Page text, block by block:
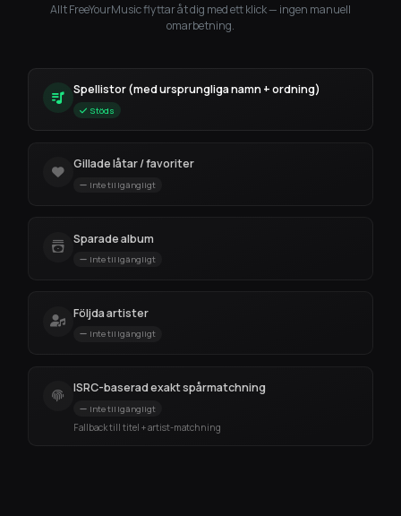
Allt FreeYourMusic flyttar åt dig med ett klick — ingen manuell
omarbetning.
Spellistor (med ursprungliga namn + ordning)
Stöds
Gillade låtar / favoriter
Inte tillgängligt
Sparade album
Inte tillgängligt
Följda artister
Inte tillgängligt
ISRC-baserad exakt spårmatchning
Inte tillgängligt
Fallback till titel + artist-matchning